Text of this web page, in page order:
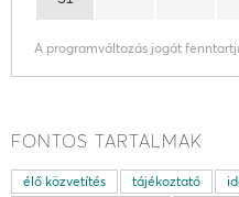
A programváltozás jogát
FONTOS TARTALMAK
élő közvetítés tájékoztató